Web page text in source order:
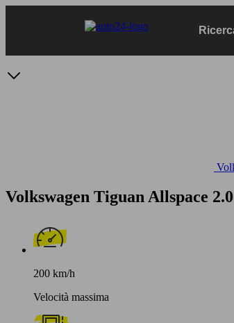
Volkswagen Tiguan Allspace
200 km/h
Velocità massima